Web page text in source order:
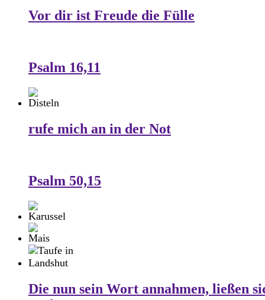
Vor dir ist Freude die Fülle
Psalm 16,11
rufe mich an in der Not
Psalm 50,15
Die nun sein Wort annahmen, ließen